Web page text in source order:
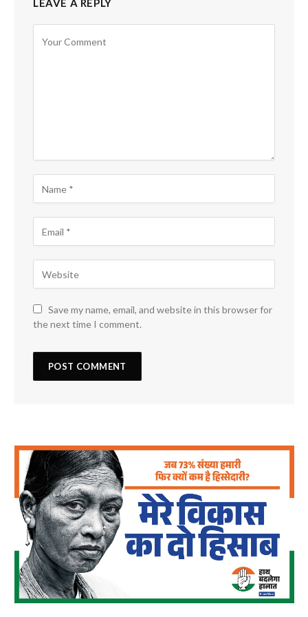
LEAVE A REPLY
Save my name, email, and website in this browser for
the next time I comment.